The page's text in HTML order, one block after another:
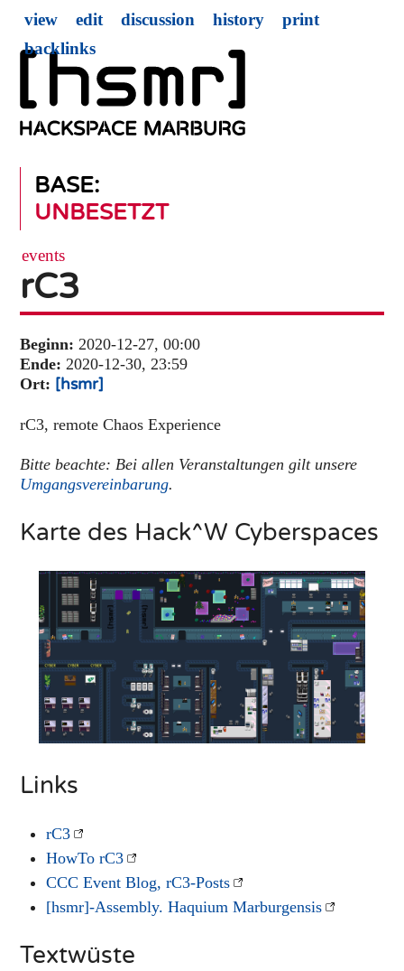
BASE:
UNBESETZT
view edit discussion history
print
backlinks
events
rC3
Beginn: 2020-12-27, 00:00
Ende: 2020-12-30, 23:59
Ort: [hsmr]
rC3, remote Chaos Experience
Bitte beachte: Bei allen Veranstaltungen gilt unsere
Umgangsvereinbarung.
Karte des Hack^W Cyberspaces
Links
rC3
HowTo rC3
CCC Event Blog, rC3-Posts
[hsmr]-Assembly. Haquium Marburgensis
Textwüste